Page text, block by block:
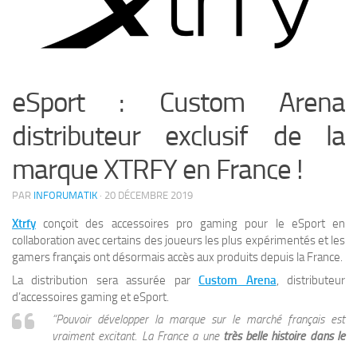
eSport : Custom Arena
distributeur exclusif de la
marque XTRFY en France !
PAR INFORUMATIK · 20 DÉCEMBRE 2019
Xtrfy conçoit des accessoires pro gaming pour le eSport en
collaboration avec certains des joueurs les plus expérimentés et les
gamers français ont désormais accès aux produits depuis la France.
La distribution sera assurée parCustom Arena, distributeur
d’accessoires gaming et eSport.
“Pouvoir développer la marque sur le marché français est
vraiment excitant. La France a une très belle histoire dans le